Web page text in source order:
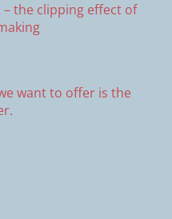
the clipping effect of
want to offer is the